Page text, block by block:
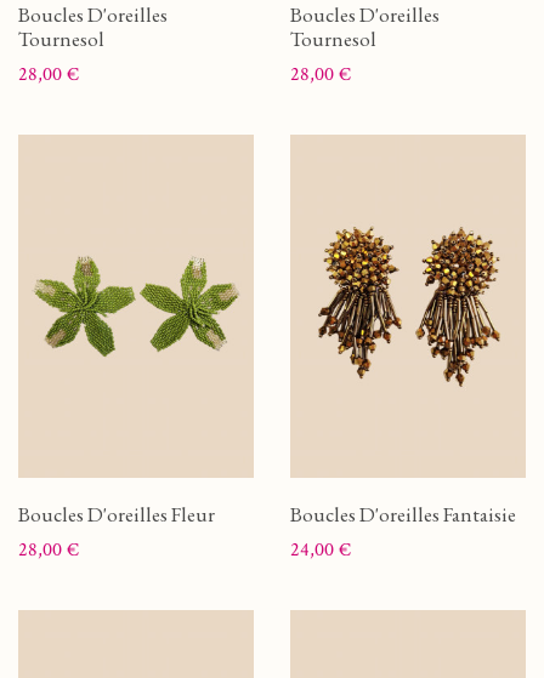
Boucles D'oreilles
Tournesol
Prix
28,00 €
Boucles D'oreilles
Tournesol
Prix
28,00 €
Boucles D'oreilles Fleur
Prix
28,00 €
Boucles D'oreilles Fantaisie
Prix
24,00 €